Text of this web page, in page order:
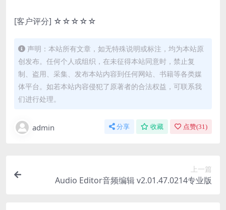
[客户评分] ☆☆☆☆☆
声明：本站所有文章，如无特殊说明或标注，均为本站原
创发布。任何个人或组织，在未征得本站同意时，禁止复
制、盗用、采集、发布本站内容到任何网站、书籍等各类媒
体平台。如若本站内容侵犯了原著者的合法权益，可联系我
们进行处理。
admin 分享 收藏 点赞(31 )
上一篇
Audio Editor音频编辑 v2.01.47.0214专业版